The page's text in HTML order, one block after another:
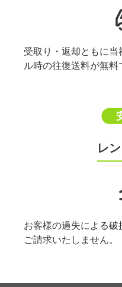
受取り・返却ともに
ル時の往復送料が無料
レ
お客様の過失による
ご請求いたしません。